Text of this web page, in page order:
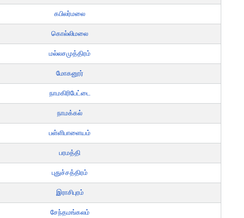
கபிலர்மலை
கொல்லிமலை
மல்லசமுத்திரம்
மோகனூர்
நாமகிரிபேட்டை
நாமக்கல்
பள்ளிபாளையம்
பரமத்தி
புதுச்சத்திரம்
இராசிபுரம்
சேந்தமங்கலம்